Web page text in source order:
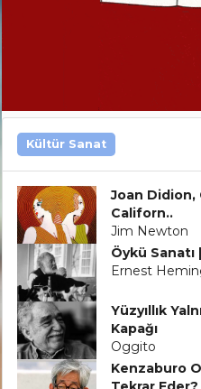
Kültür Sanat
Joan Didion,
Californ..
Jim Newton
Öykü
Ernest
Yüzyıllık
Kapağı
Oggito
Kenzaburo